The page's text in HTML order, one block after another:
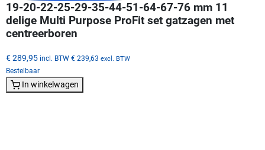
19-20-22-25-29-35-44-51-64-67-76 mm 11
delige Multi Purpose ProFit set gatzagen met
centreerboren
€ 289,95 incl. BTW € 239,63 excl. BTW
Bestelbaar
In winkelwagen